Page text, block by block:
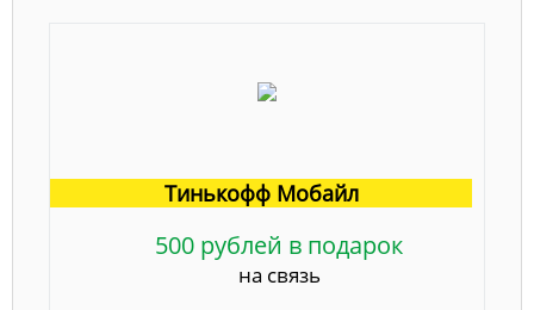
Тинькофф Мобайл
500 рублей в подарок
на связь